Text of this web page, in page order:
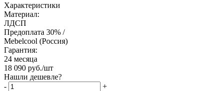
Характеристики
Материал:
ЛДСП
Предоплата 30% /
Mebelcool (Россия)
Гарантия:
24 месяца
18 090 руб./шт
Нашли дешевле?
-
+